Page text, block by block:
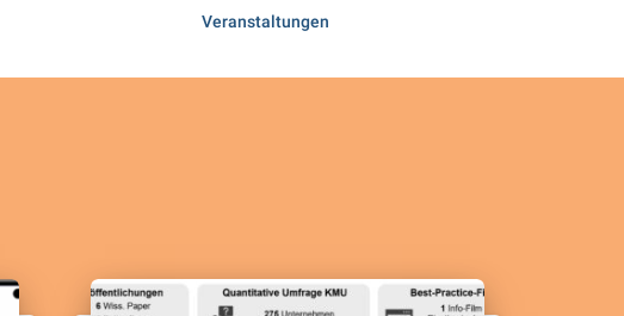
Veranstaltungen